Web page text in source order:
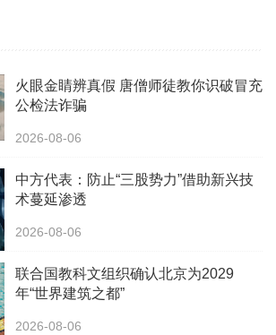
火眼金睛辨真假 唐僧师徒教你识破冒充
公检法诈骗
2026-08-06
中方代表：防止“三股势力”借助新兴技
术蔓延渗透
2026-08-06
联合国教科文组织确认北京为2029
年“世界建筑之都”
2026-08-06